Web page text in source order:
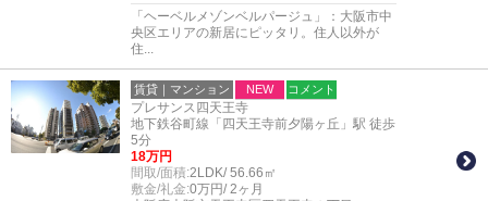
「ヘーベルメゾンベルパージュ」：大阪市中
央区エリアの新居にピッタリ。住人以外が
住...
賃貸｜マンション NEW コメント
プレサンス四天王寺
地下鉄谷町線「四天王寺前夕陽ヶ丘」駅 徒歩
5分
18万円
間取/面積:2LDK/ 56.66㎡
敷金/礼金:0万円/ 2ヶ月